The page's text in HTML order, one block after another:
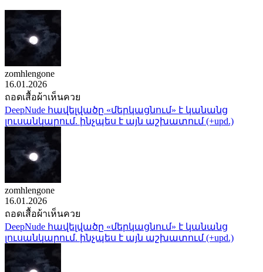
zomhlengone
16.01.2026
ถอดเสื้อผ้าเห็นควย
DeepNude հավելվածը «մերկացնում» է կանանց
լուսանկարում. ինչպես է այն աշխատում (+upd.)
zomhlengone
16.01.2026
ถอดเสื้อผ้าเห็นควย
DeepNude հավելվածը «մերկացնում» է կանանց
լուսանկարում. ինչպես է այն աշխատում (+upd.)